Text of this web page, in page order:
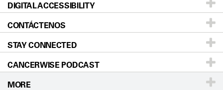
Donors & Volunteers
For Physicians
Research
Education & Training
Clinical Trials
Careers
Blog
Newsroom
Editorial Standards
For Employees
Our Doctors
Locations
Directions
Sitemap
DIGITAL ACCESSIBILITY
Accessibility Policy
CONTÁCTENOS
Teléfono Correo electrónico
STAY CONNECTED
CANCERWISE PODCAST
MORE